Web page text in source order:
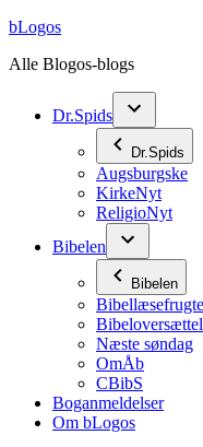
Videre
indhold
bLogos
Alle Blogos-blogs
Dr.Spids
Dr.Spids
Augsburgske
KirkeNyt
ReligioNyt
Bibelen
Bibelen
Næste søndag
OmÅb
CBibS
Boganmeldelser
Om bLogos